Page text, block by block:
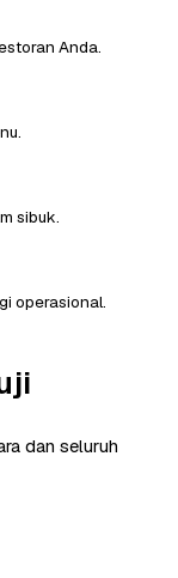
Anda.
sibuk.
operasional.
dan seluruh